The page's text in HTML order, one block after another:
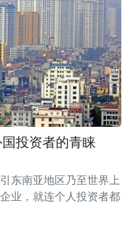
投资者的青睐
东南亚地区乃至世界上
业，就连个人投资者都